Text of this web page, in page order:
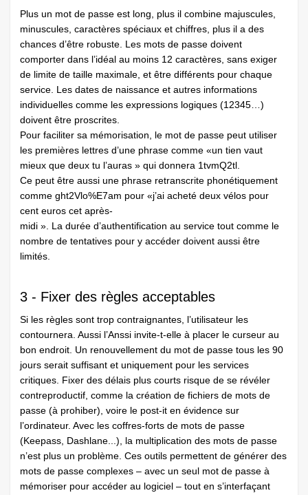
Plus un mot de passe est long, plus il combine majuscules,
minuscules, caractères spéciaux et chiffres, plus il a des
chances d’être robuste. Les mots de passe doivent
comporter dans l’idéal au moins 12 caractères, sans exiger
de limite de taille maximale, et être différents pour chaque
service. Les dates de naissance et autres informations
individuelles comme les expressions logiques (12345…)
doivent être proscrites.
Pour faciliter sa mémorisation, le mot de passe peut utiliser
les premières lettres d’une phrase comme «un tien vaut
mieux que deux tu l’auras » qui donnera 1tvmQ2tl.
Ce peut être aussi une phrase retranscrite phonétiquement
comme ght2Vlo%E7am pour «j’ai acheté deux vélos pour
cent euros cet après-
midi ». La durée d’authentification au service tout comme le
nombre de tentatives pour y accéder doivent aussi être
limités.
3 - Fixer des règles acceptables
Si les règles sont trop contraignantes, l’utilisateur les
contournera. Aussi l’Anssi invite-t-elle à placer le curseur au
bon endroit. Un renouvellement du mot de passe tous les 90
jours serait suffisant et uniquement pour les services
critiques. Fixer des délais plus courts risque de se révéler
contreproductif, comme la création de fichiers de mots de
passe (à prohiber), voire le post-it en évidence sur
l’ordinateur. Avec les coffres-forts de mots de passe
(Keepass, Dashlane...), la multiplication des mots de passe
n’est plus un problème. Ces outils permettent de générer des
mots de passe complexes – avec un seul mot de passe à
mémoriser pour accéder au logiciel – tout en s’interfaçant